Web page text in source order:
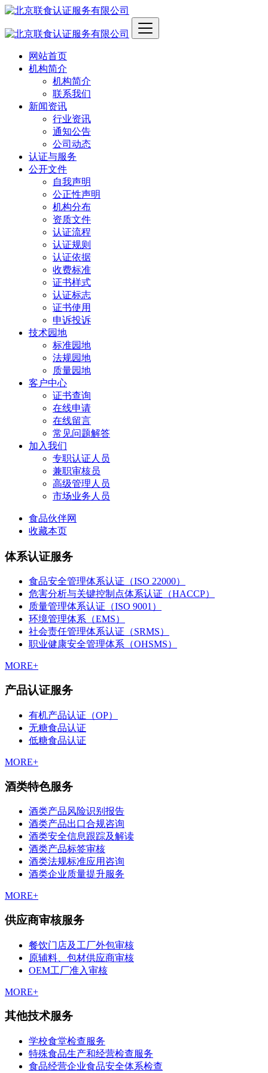
网站首页
机构简介
机构简介
联系我们
新闻资讯
行业资讯
通知公告
公司动态
认证与服务
公开文件
自我声明
公正性声明
机构分布
资质文件
认证流程
认证规则
认证依据
收费标准
证书样式
认证标志
证书使用
申诉投诉
技术园地
标准园地
法规园地
质量园地
客户中心
证书查询
在线申请
在线留言
常见问题解答
加入我们
专职认证人员
兼职审核员
高级管理人员
市场业务人员
食品伙伴网
收藏本页
体系认证服务
食品安全管理体系认证（ISO 22000）
危害分析与关键控制点体系认证（HACCP）
质量管理体系认证（ISO 9001）
环境管理体系（EMS）
社会责任管理体系认证（SRMS）
职业健康安全管理体系（OHSMS）
MORE+
产品认证服务
有机产品认证（OP）
无糖食品认证
低糖食品认证
MORE+
酒类特色服务
酒类产品风险识别报告
酒类产品出口合规咨询
酒类安全信息跟踪及解读
酒类产品标签审核
酒类法规标准应用咨询
酒类企业质量提升服务
MORE+
供应商审核服务
餐饮门店及工厂外包审核
原辅料、包材供应商审核
OEM工厂准入审核
MORE+
其他技术服务
学校食堂检查服务
特殊食品生产和经营检查服务
食品经营企业食品安全体系检查